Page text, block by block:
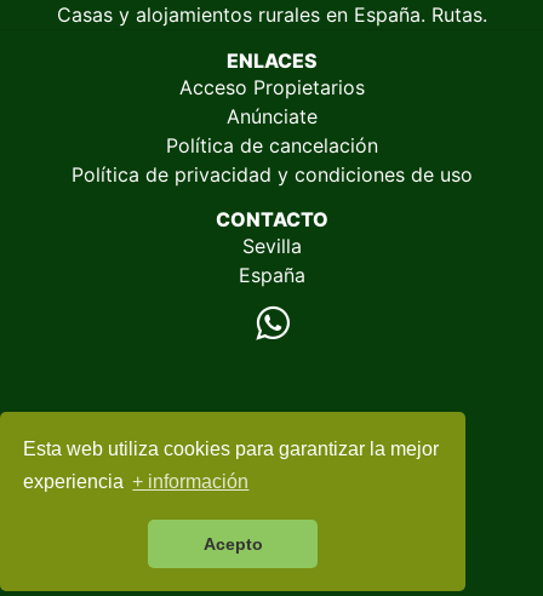
Esta web utiliza cookies para garantizar la mejor
experiencia + información
Acepto
Casas y alojamientos rurales en España. Rutas.
ENLACES
Acceso Propietarios
Anúnciate
Política de cancelación
Política de privacidad y condiciones de uso
CONTACTO
Sevilla
España
© 2005-2026 EspacioRural.com